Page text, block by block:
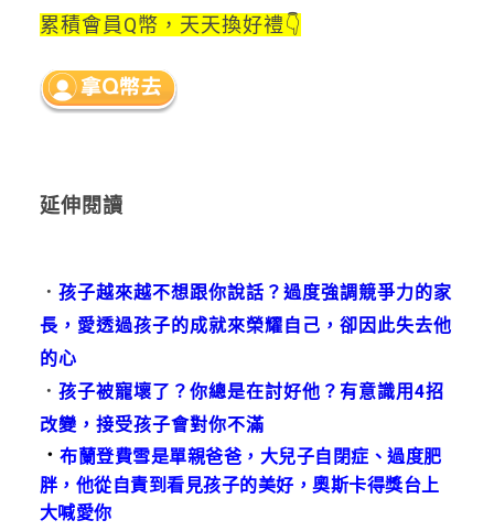
累積會員Q幣，天天換好禮👇
延伸閱讀
． 孩子越來越不想跟你說話？過度強調競爭力的家
長，愛透過孩子的成就來榮耀自己，卻因此失去他
的心
． 孩子被寵壞了？你總是在討好他？有意識用4招
改變，接受孩子會對你不滿
．布蘭登費雪是單親爸爸，大兒子自閉症、過度肥
胖，他從自責到看見孩子的美好，奧斯卡得獎台上
大喊愛你